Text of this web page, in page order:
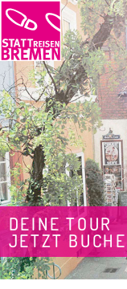
DEINE TOUR
JETZT